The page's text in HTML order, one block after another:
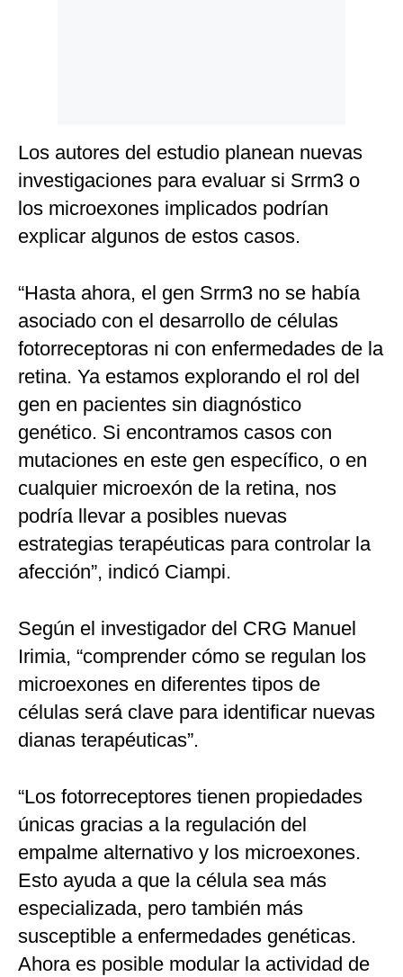
Los autores del estudio planean nuevas
investigaciones para evaluar si Srrm3 o
los microexones implicados podrían
explicar algunos de estos casos.
“Hasta ahora, el gen Srrm3 no se había
asociado con el desarrollo de células
fotorreceptoras ni con enfermedades de la
retina. Ya estamos explorando el rol del
gen en pacientes sin diagnóstico
genético. Si encontramos casos con
mutaciones en este gen específico, o en
cualquier microexón de la retina, nos
podría llevar a posibles nuevas
estrategias terapéuticas para controlar la
afección”, indicó Ciampi.
Según el investigador del CRG Manuel
Irimia, “comprender cómo se regulan los
microexones en diferentes tipos de
células será clave para identificar nuevas
dianas terapéuticas”.
“Los fotorreceptores tienen propiedades
únicas gracias a la regulación del
empalme alternativo y los microexones.
Esto ayuda a que la célula sea más
especializada, pero también más
susceptible a enfermedades genéticas.
Ahora es posible modular la actividad de